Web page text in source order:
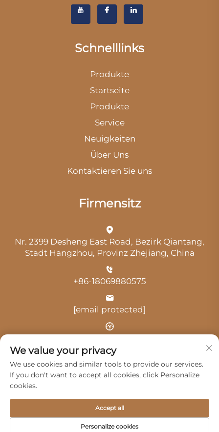
Schnelllinks
Produkte
Startseite
Produkte
Service
Neuigkeiten
Über Uns
Kontaktieren Sie uns
Firmensitz
Nr. 2399 Desheng East Road, Bezirk Qiantang,
Stadt Hangzhou, Provinz Zhejiang, China
+86-18069880575
[email protected]
Urheberrecht © 2025 durch Hangzhou Guangji
Automobile Service Co., Ltd. -
Über Uns Kontaktieren Sie uns
We value your privacy
We use cookies and similar tools to provide our services.
If you don't want to accept all cookies, click Personalize
cookies.
Personalize cookies
Accept all